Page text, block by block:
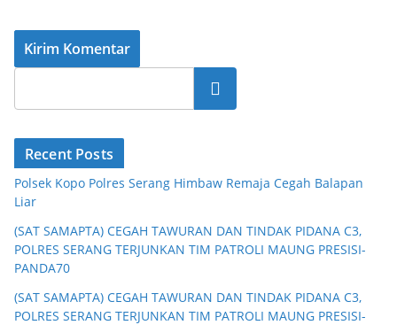
Cari
Recent Posts
Polsek Kopo Polres Serang Himbaw Remaja Cegah Balapan
Liar
(SAT SAMAPTA) CEGAH TAWURAN DAN TINDAK PIDANA C3,
POLRES SERANG TERJUNKAN TIM PATROLI MAUNG PRESISI-
PANDA70
(SAT SAMAPTA) CEGAH TAWURAN DAN TINDAK PIDANA C3,
POLRES SERANG TERJUNKAN TIM PATROLI MAUNG PRESISI-